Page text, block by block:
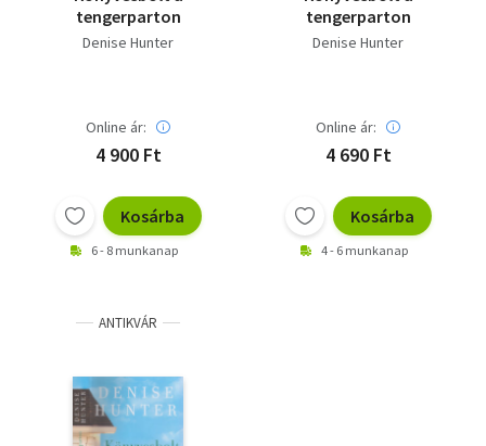
Természettudomány
tengerparton
Denise Hunter
Online ár:
4 900 Ft
Kosárba
6 - 8 munkanap
tengerparton
Denise Hunter
Online ár:
4 690 Ft
Kosárba
4 - 6 munkanap
ANTIKVÁR